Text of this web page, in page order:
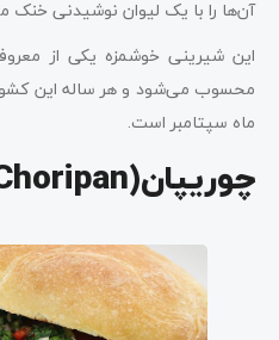
آن‌ها را با یک لیوان نوشیدنی خنک
این شیرینی خوشمزه یکی از
محسوب می‌شود و هر ساله این کشور،
ماه سپتامبر است.
چوریپان(Choripan)